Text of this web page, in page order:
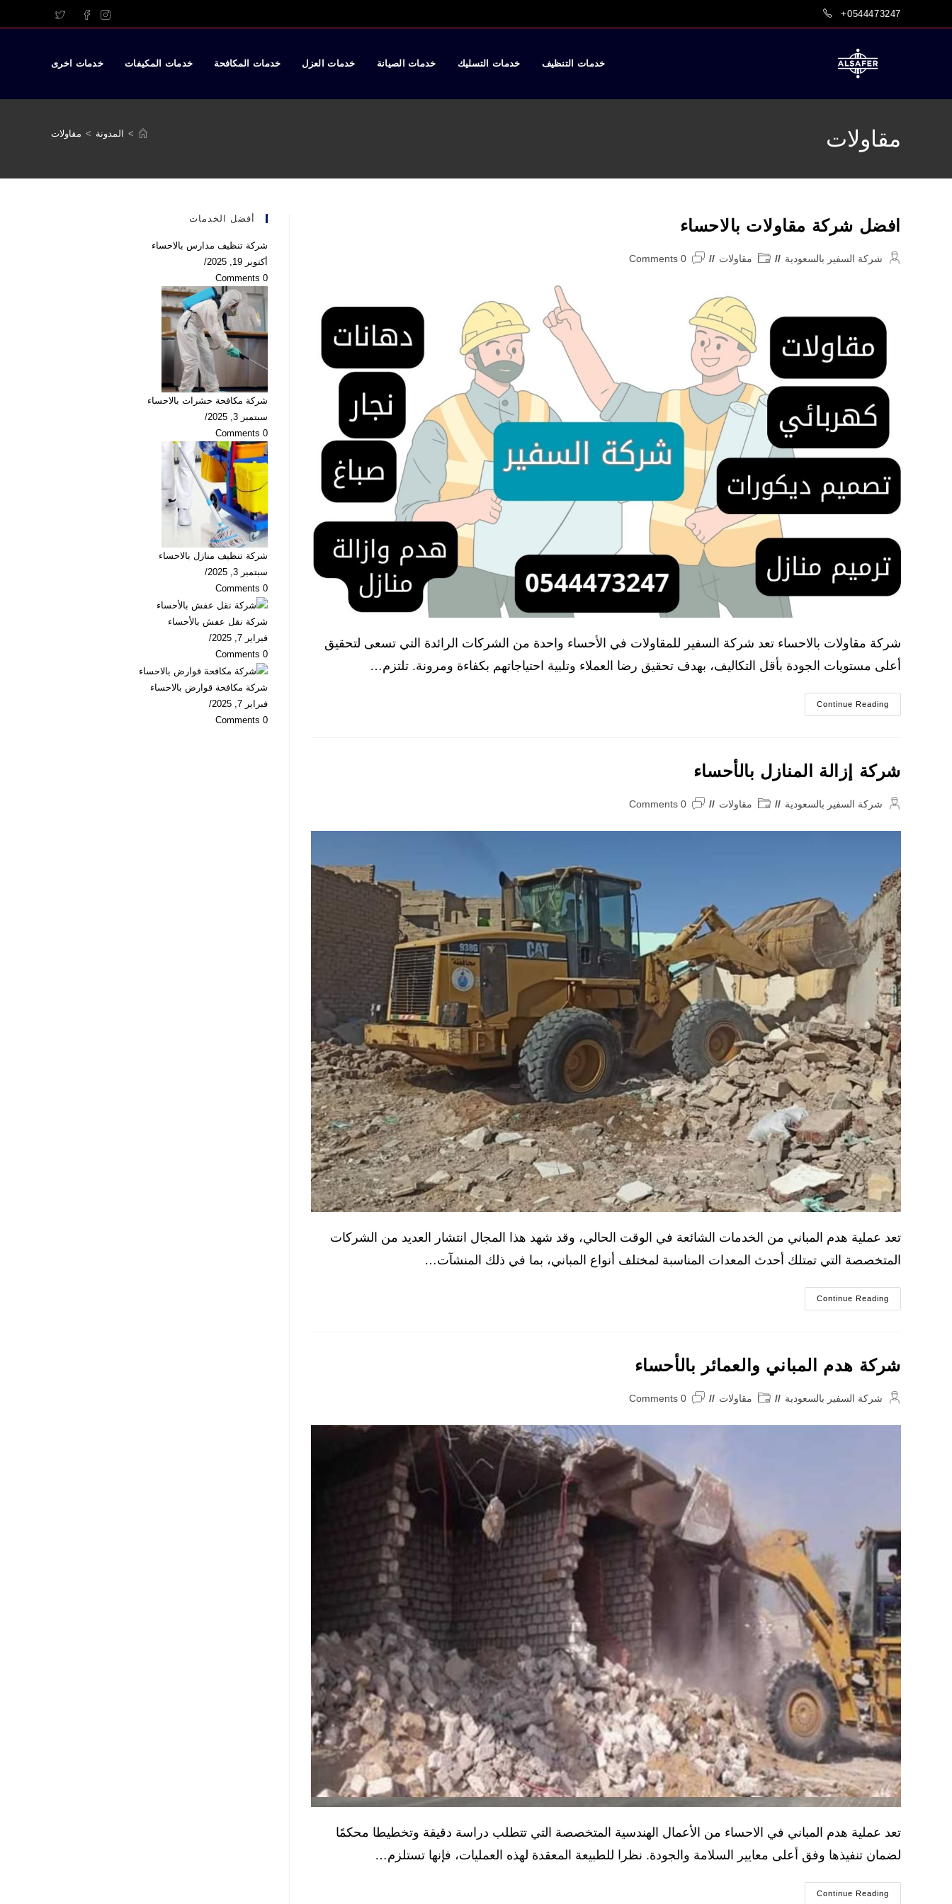
to
+0544473247
خدمات التنظيف خدمات التسليك خدمات الصيانة خدمات العزل خدمات المكافحة خدمات المكيفات خدمات اخرى
مقاولات > المدونة > مقاولات
افضل شركة مقاولات بالاحساء
Post شركة السفير بالسعودية
Post مقاولات
Post
0 Comments
شركة مقاولات بالاحساء تعد شركة السفير للمقاولات في الأحساء واحدة من الشركات الرائدة التي تسعى لتحقيق
أعلى مستويات الجودة بأقل التكاليف، بهدف تحقيق رضا العملاء وتلبية احتياجاتهم بكفاءة ومرونة. تلتزم…
Continue Readingافضل
شركة
شركة إزالة المنازل بالأحساء
Post شركة السفير بالسعودية
Post مقاولات
Post
0 Comments
تعد عملية هدم المباني من الخدمات الشائعة في الوقت الحالي، وقد شهد هذا المجال انتشار العديد من الشركات
المتخصصة التي تمتلك أحدث المعدات المناسبة لمختلف أنواع المباني، بما في ذلك المنشآت…
Continue Readingشركة
إزالة
شركة هدم المباني والعمائر بالأحساء
Post شركة السفير بالسعودية
Post مقاولات
Post
0 Comments
تعد عملية هدم المباني في الاحساء من الأعمال الهندسية المتخصصة التي تتطلب دراسة دقيقة وتخطيطا محكمًا
لضمان تنفيذها وفق أعلى معايير السلامة والجودة. نظرا للطبيعة المعقدة لهذه العمليات، فإنها تستلزم…
Continue Readingشركة
أفضل الخدمات
شركة تنظيف مدارس بالاحساء
أكتوبر 19, 2025
/
0 Comments
شركة مكافحة حشرات بالاحساء
سبتمبر 3, 2025
/
0 Comments
شركة تنظيف منازل بالاحساء
سبتمبر 3, 2025
/
0 Comments
شركة نقل عفش بالأحساء
فبراير 7, 2025
/
0 Comments
شركة مكافحة قوارض بالاحساء
فبراير 7, 2025
/
0 Comments